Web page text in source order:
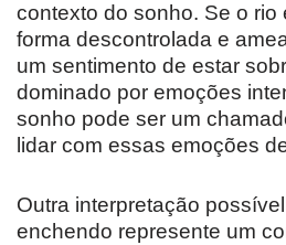
contexto do sonho. Se o rio
forma descontrolada e
um sentimento de estar
dominado por emoções
sonho pode ser um
lidar com essas emoções
Outra interpretação
enchendo represente um